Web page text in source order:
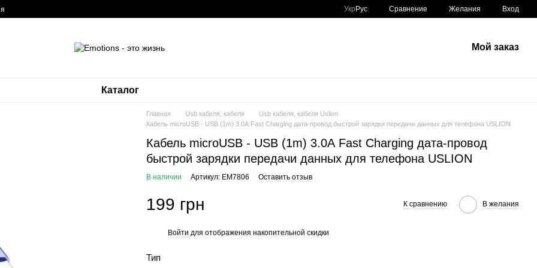
Укр Рус Сравнение Желания Вход
Мой заказ
Каталог
Главная Usb кабеля, кабеля
Usb кабеля, кабеля Uslion
Кабель microUSB - USB (1m) 3.0А Fast Charging дата-провод быстрой зарядки передачи данных для телефона USLION
Кабель microUSB - USB (1m) 3.0А Fast Charging дата-провод
быстрой зарядки передачи данных для телефона USLION
В наличии Артикул: EM7806 Оставить отзыв
199 грн К сравнению В желания
Войти для отображения накопительной скидки
Тип